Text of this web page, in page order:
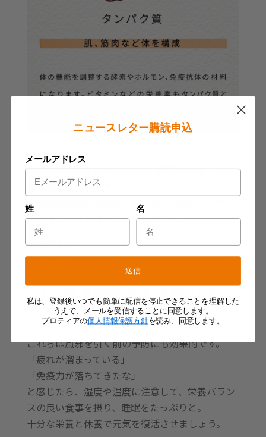
●ビタミンC
免疫力を高めるビタミンCは、野菜や果物、イモ
類に多く含まれます。
鉄の吸収も助けるため、鉄不足で不調になりやす
い時期にもぜひ摂りたい栄養素です。
●ビタミンA
皮膚や粘膜は免疫の砦！ビタミンAは、のどや鼻
などの粘膜を保護し抵抗力を高めます。うなぎや
これらは風邪を引く前の予防にも効果的です。
「疲れが溜まっている」
「免疫力が落ちてきたな」
と感じたら、湿度や温度に注意して、栄養バラン
スの良い食事を摂り、睡眠をたっぷりと。
十分な栄養と休養で元気を復活させましょう。
ニュースレター購読申込
メールアドレス
姓 名
送信
私は、登録後いつでも簡単に配信を停止できることを理解した
うえで、メールを受信することに同意します。
プロティアの個人情報保護方針を読み、同意します。